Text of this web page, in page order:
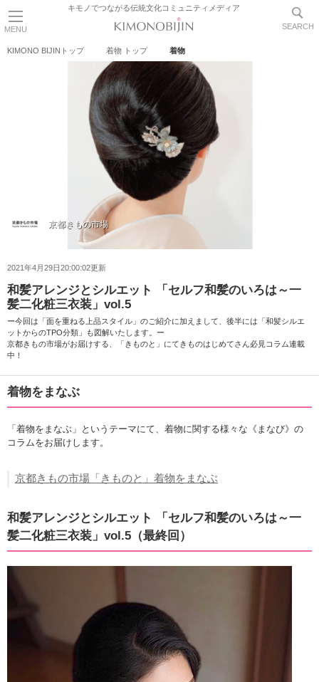
MENU
キモノでつながる伝統文化コミュニティメディア
SEARCH
KIMONO BIJINトップ 着物 トップ 着物
京都きもの市場
2021年4月29日20:00:02更新
和髪アレンジとシルエット 「セルフ和髪のいろは～一
髪二化粧三衣装」vol.5
ー今回は「面を重ねる上品スタイル」のご紹介に加えまして、後半には「和髪シルエ
ットからのTPO分類」も図解いたします。ー
京都きもの市場がお届けする、「きものと」にてきものはじめてさん必見コラム連載
中！
着物をまなぶ
「着物をまなぶ」というテーマにて、着物に関する様々な《まなび》の
コラムをお届けします。
京都きもの市場「きものと」着物をまなぶ
和髪アレンジとシルエット 「セルフ和髪のいろは～一
髪二化粧三衣装」vol.5（最終回）